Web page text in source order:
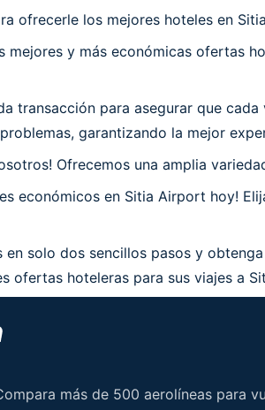
ofrecerle los mejores hoteles en
mejores y más económicas ofertas
transacción para asegurar que
garantizando la mejor
Ofrecemos una amplia
económicos en Sitia Airport hoy!
solo dos sencillos pasos y
ofertas hoteleras para sus viajes a
más de 500 aerolíneas para